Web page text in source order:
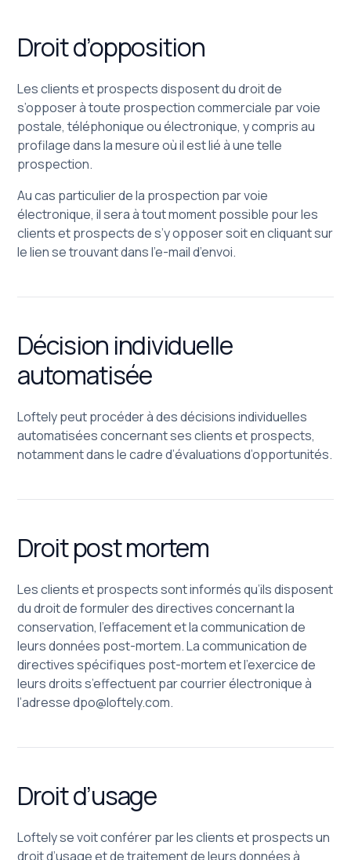
Droit d’opposition
Les clients et prospects disposent du droit de
s’opposer à toute prospection commerciale par voie
postale, téléphonique ou électronique, y compris au
profilage dans la mesure où il est lié à une telle
prospection.
Au cas particulier de la prospection par voie
électronique, il sera à tout moment possible pour les
clients et prospects de s’y opposer soit en cliquant sur
le lien se trouvant dans l’e-mail d’envoi.
Décision individuelle
automatisée
Loftely peut procéder à des décisions individuelles
automatisées concernant ses clients et prospects,
notamment dans le cadre d’évaluations d’opportunités.
Droit post mortem
Les clients et prospects sont informés qu’ils disposent
du droit de formuler des directives concernant la
conservation, l’effacement et la communication de
leurs données post-mortem. La communication de
directives spécifiques post-mortem et l’exercice de
leurs droits s’effectuent par courrier électronique à
l’adressedpo@loftely.com.
Droit d’usage
Loftely se voit conférer par les clients et prospects un
droit d’usage et de traitement de leurs données à